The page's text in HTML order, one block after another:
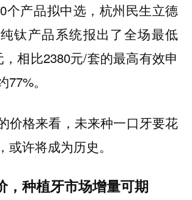
个产品拟中选，杭州民生立德
钛产品系统报出了全场最低
相比2380元/套的最高有效申
。
价格来看，未来种一口牙要花
或许将成为历史。
，种植牙市场增量可期